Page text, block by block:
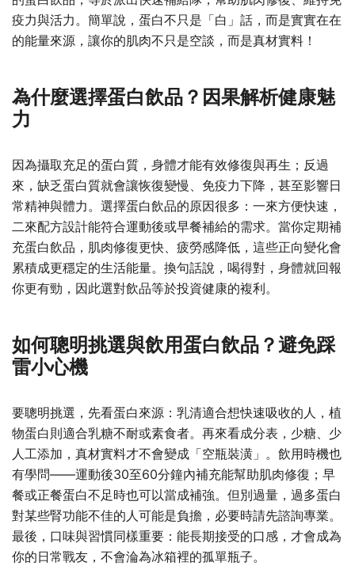
疫力與活力。簡單說，蛋白不只是「白」話，而是實實在在
的能量來源，讓你的肌肉不只是空談，而是真材實料！
為什麼選擇蛋白飲品？因果解析健康魅
力
因為攝取充足的蛋白質，身體才能有效修復與再生；反過
來，缺乏蛋白質就會讓恢復變慢、免疫力下降，甚至影響日
常精神與體力。選擇蛋白飲品的原因很多：一來方便快速，
二來配方設計能符合運動後或早餐補給的需求。當你定期補
充蛋白飲品，肌肉修復更快、疲勞感降低，這些正向變化會
累積成更穩定的生活能量。換句話說，喝得對，身體就回報
你更有勁，因此選對飲品等於投資健康的複利。
如何聰明挑選與飲用蛋白飲品？避免踩
雷小心機
要聰明挑選，先看蛋白來源：乳清適合想快速吸收的人，植
物蛋白則適合乳糖不耐或素食者。再來看成分表，少糖、少
人工添加，真材實料才不會變成「空瓶裝潢」。飲用時機也
有學問——運動後30至60分鐘內補充能幫助肌肉修復；早
餐或正餐蛋白不足時也可以當成補強。但別過量，過多蛋白
對某些腎功能不佳的人可能是負擔，必要時請先諮詢專業。
最後，口味與習慣同樣重要：能長期接受的口感，才會成為
你的日常戰友，不會淪為冰箱裡的孤單瓶子。